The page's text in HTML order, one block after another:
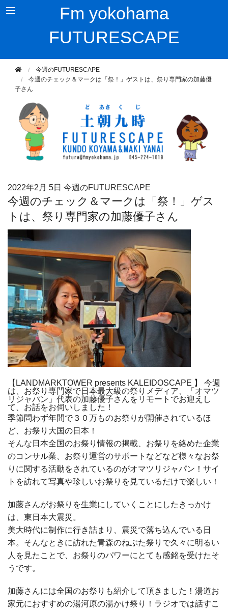
Fm yokohama
FUTURESCAPE
今週のFUTURESCAPE
今週のチェック＆マークは「祭！」ゲストは、祭り専門家の加藤優
子さん
2022年2月 5日 今週のFUTURESCAPE
今週のチェック＆マークは「祭！」ゲス
トは、祭り専門家の加藤優子さん
【LANDMARKTOWER presents KALEIDOSCAPE 】 今週
は、お祭り専門家で日本最大級の祭りメディア、「オマツ
リジャパン」代表の加藤優子さんをリモートでお迎えし
て、お話をお伺いしました！
季節問わず年間で３０万ものお祭りが開催されているほ
ど、お祭り大国の日本！
そんな日本全国のお祭り情報の掲載、お祭りを絡めた企業
のコンサル業、お祭り運営のサポートなどなど様々なお祭
りに関する活動をされているのがオマツリジャパン！サイ
トを訪れて写真や珍しいお祭りを見ているだけで楽しい！
加藤さんがお祭りを生業にしていくことにしたきっかけ
は、東日本大震災。
美大時代に制作に行き詰まり、震災で落ち込んでいる日
本。そんなときに訪れた青森のねぶた祭りで久々に明るい
人を見たことで、お祭りのパワーにとても感銘を受けたそ
うです。
加藤さんには全国のお祭りも紹介して頂きました！湯道お
家元におすすめの湯河原の湯かけ祭り！ラジオでは話すこ